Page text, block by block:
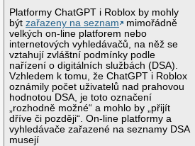
Platformy ChatGPT i Roblox by mohly
býtzařazeny na seznam
mimořádně
velkých on-line platforem nebo
internetových vyhledávačů, na něž se
vztahují zvláštní podmínky podle
nařízení o digitálních službách (DSA).
Vzhledem k tomu, že ChatGPT i Roblox
oznámily počet uživatelů nad prahovou
hodnotou DSA, je toto označení
„rozhodně možné“ a mohlo by „přijít
dříve či později“. On-line platformy a
vyhledávače zařazené na seznamy DSA
musejí